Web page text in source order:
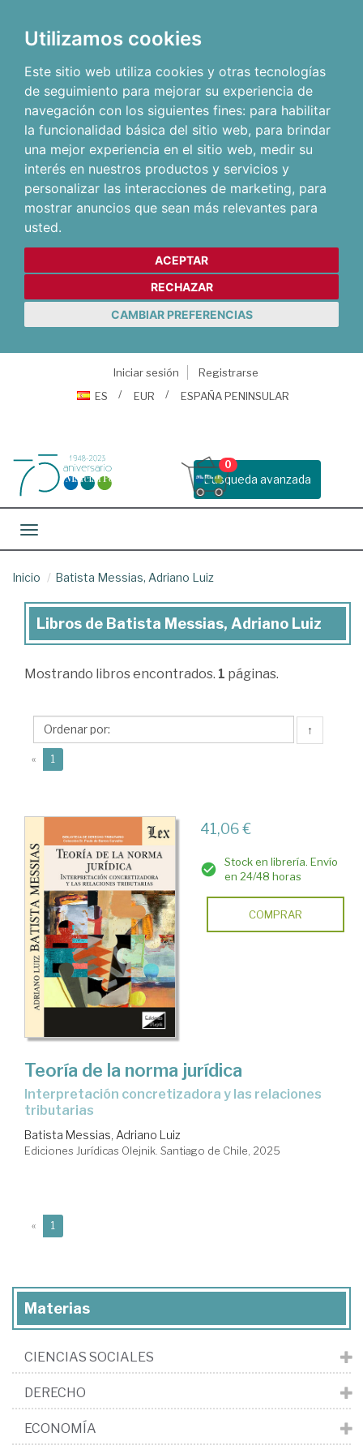
Utilizamos cookies
Este sitio web utiliza cookies y otras tecnologías
de seguimiento para mejorar su experiencia de
navegación con los siguientes fines: para habilitar
la funcionalidad básica del sitio web, para brindar
una mejor experiencia en el sitio web, medir su
interés en nuestros productos y servicios y
personalizar las interacciones de marketing, para
mostrar anuncios que sean más relevantes para
usted.
ACEPTAR
RECHAZAR
CAMBIAR PREFERENCIAS
Iniciar sesión
Registrarse
ES
EUR ESPAÑA PENINSULAR
Busqueda avanzada
0
Toggle navigation
Inicio Batista Messias, Adriano Luiz
Libros
Batista
Adriano
Luiz
Libros de Batista Messias, Adriano Luiz
Mostrando libros encontrados. 1 páginas.
↑
« 1
41,06 €
Stock en librería. Envío
en 24/48 horas
COMPRAR
Teoría de la norma jurídica
Interpretación concretizadora y las relaciones
tributarias
Batista Messias, Adriano Luiz
Ediciones Jurídicas Olejnik. Santiago de Chile, 2025
« 1
Materias
CIENCIAS SOCIALES
DERECHO
ECONOMÍA